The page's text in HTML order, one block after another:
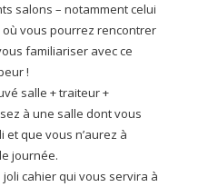
salons – notamment celui
vous pourrez rencontrer
familiariser avec ce
!
salle + traiteur +
à une salle dont vous
que vous n’aurez à
journée.
joli cahier qui vous servira à